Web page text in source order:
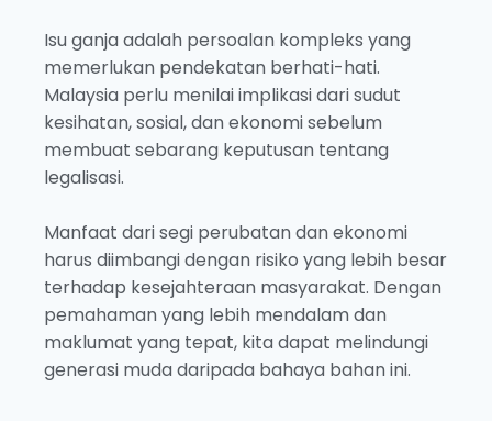
Isu ganja adalah persoalan kompleks yang
memerlukan pendekatan berhati-hati.
Malaysia perlu menilai implikasi dari sudut
kesihatan, sosial, dan ekonomi sebelum
membuat sebarang keputusan tentang
legalisasi.
Manfaat dari segi perubatan dan ekonomi
harus diimbangi dengan risiko yang lebih besar
terhadap kesejahteraan masyarakat. Dengan
pemahaman yang lebih mendalam dan
maklumat yang tepat, kita dapat melindungi
generasi muda daripada bahaya bahan ini.